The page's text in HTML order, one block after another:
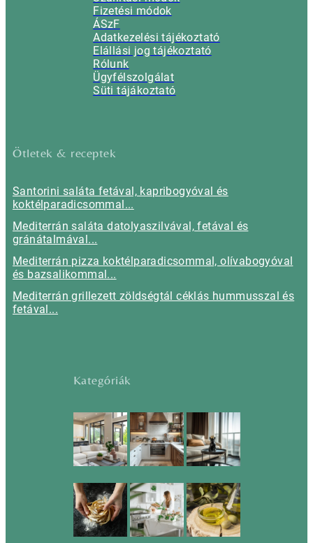
Fizetési módok
ÁSzF
Adatkezelési tájékoztató
Elállási jog tájékoztató
Rólunk
Ügyfélszolgálat
Süti tájákoztató
Ötletek & receptek
Santorini saláta fetával, kapribogyóval és
koktélparadicsommal...
Mediterrán saláta datolyaszilvával, fetával és
gránátalmával...
Mediterrán pizza koktélparadicsommal, olívabogyóval
és bazsalikommal...
Mediterrán grillezett zöldségtál céklás hummusszal és
fetával...
Kategóriák